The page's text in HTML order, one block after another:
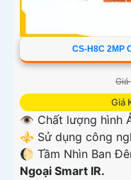
CS-H8C 2MP
Giá
👁 Chất lượng hình
⚜️ Sử dụng công
🌔 Tầm Nhìn Ban
Ngoại Smart IR.